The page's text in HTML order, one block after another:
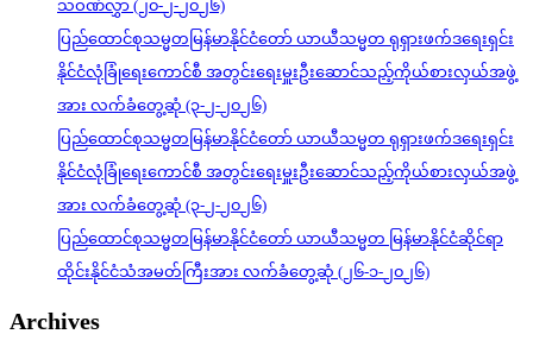
သဝဏ်လွှာ (၂၀-၂-၂၀၂၆)
ပြည်ထောင်စုသမ္မတမြန်မာနိုင်ငံတော် ယာယီသမ္မတ ရုရှားဖက်ဒရေးရှင်း
နိုင်ငံလုံခြုံရေးကောင်စီ အတွင်းရေးမှူးဦးဆောင်သည့်ကိုယ်စားလှယ်အဖွဲ့
အား လက်ခံတွေ့ဆုံ (၃-၂-၂၀၂၆)
ပြည်ထောင်စုသမ္မတမြန်မာနိုင်ငံတော် ယာယီသမ္မတ ရုရှားဖက်ဒရေးရှင်း
နိုင်ငံလုံခြုံရေးကောင်စီ အတွင်းရေးမှူးဦးဆောင်သည့်ကိုယ်စားလှယ်အဖွဲ့
အား လက်ခံတွေ့ဆုံ (၃-၂-၂၀၂၆)
ပြည်ထောင်စုသမ္မတမြန်မာနိုင်ငံတော် ယာယီသမ္မတ မြန်မာနိုင်ငံဆိုင်ရာ
ထိုင်းနိုင်ငံသံအမတ်ကြီးအား လက်ခံတွေ့ဆုံ (၂၆-၁-၂၀၂၆)
Archives